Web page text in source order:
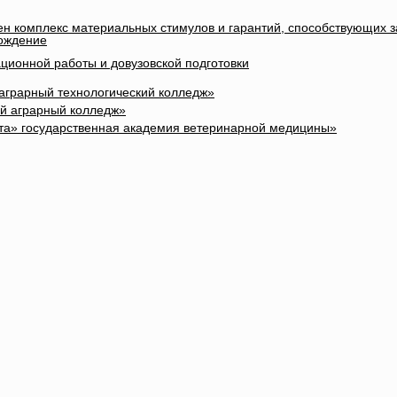
технологический колледж»
аграрный колледж»
государственная академия ветеринарной медицины»
комплекс материальных стимулов и гарантий, способствующих
работы и довузовской подготовки